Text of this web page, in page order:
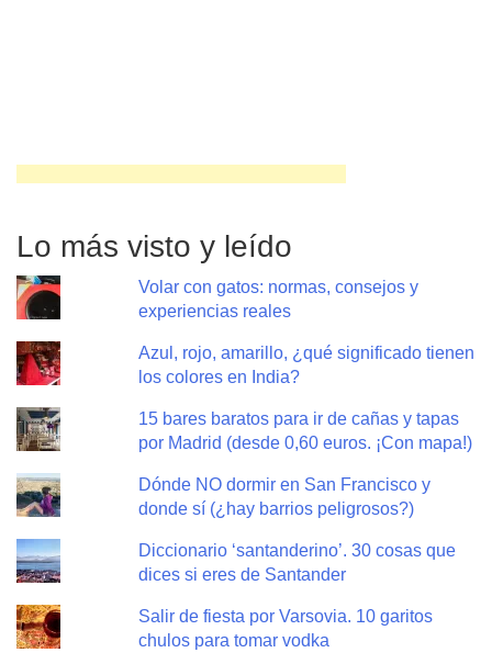
Lo más visto y leído
Volar con gatos: normas, consejos y
experiencias reales
Azul, rojo, amarillo, ¿qué significado tienen
los colores en India?
15 bares baratos para ir de cañas y tapas
por Madrid (desde 0,60 euros. ¡Con mapa!)
Dónde NO dormir en San Francisco y
donde sí (¿hay barrios peligrosos?)
Diccionario ‘santanderino’. 30 cosas que
dices si eres de Santander
Salir de fiesta por Varsovia. 10 garitos
chulos para tomar vodka